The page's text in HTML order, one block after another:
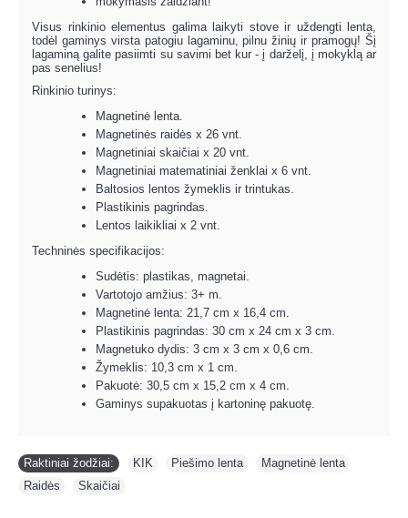
Visus rinkinio elementus galima laikyti stove ir uždengti lenta,
todėl gaminys virsta patogiu lagaminu, pilnu žinių ir pramogų! Šį
lagaminą galite pasiimti su savimi bet kur - į darželį, į mokyklą ar
pas senelius!
Rinkinio turinys:
Magnetinė lenta.
Magnetinės raidės x 26 vnt.
Magnetiniai skaičiai x 20 vnt.
Magnetiniai matematiniai ženklai x 6 vnt.
Baltosios lentos žymeklis ir trintukas.
Plastikinis pagrindas.
Lentos laikikliai x 2 vnt.
Techninės specifikacijos:
Sudėtis: plastikas, magnetai.
Vartotojo amžius: 3+ m.
Magnetinė lenta: 21,7 cm x 16,4 cm.
Plastikinis pagrindas: 30 cm x 24 cm x 3 cm.
Magnetuko dydis: 3 cm x 3 cm x 0,6 cm.
Žymeklis: 10,3 cm x 1 cm.
Pakuotė: 30,5 cm x 15,2 cm x 4 cm.
Gaminys supakuotas į kartoninę pakuotę.
Raktiniai žodžiai: KIK Piešimo lenta Magnetinė lenta
Raidės
Skaičiai